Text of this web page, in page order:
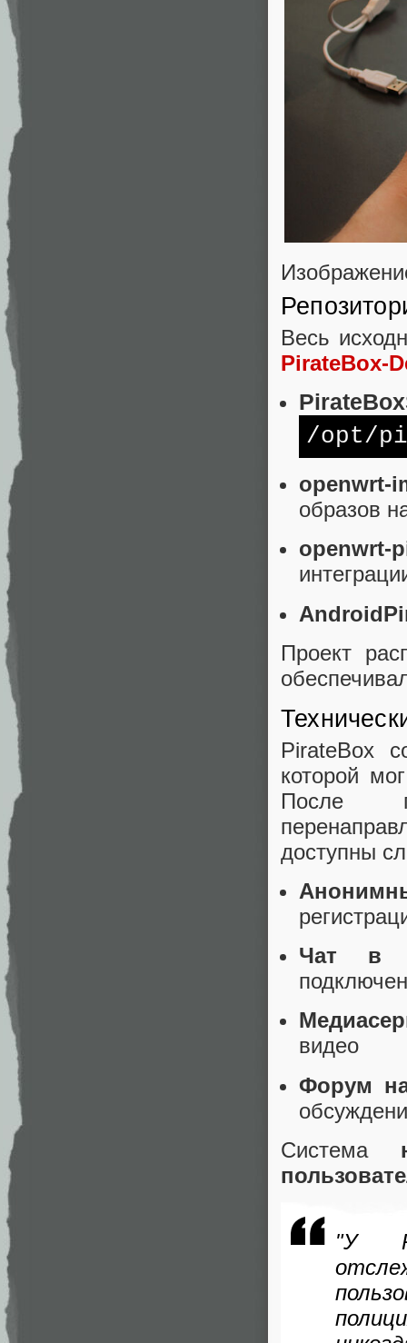
Весь
PirateBox-
/opt/
openwrt-
образов
openwrt-
Проект
PirateBox
которой
После
доступны
Чат в
видео
Форум
Система
"У